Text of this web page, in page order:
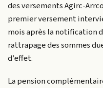
des versements Agirc-
premier versement
mois après la notification
rattrapage des sommes
d’effet.
La pension